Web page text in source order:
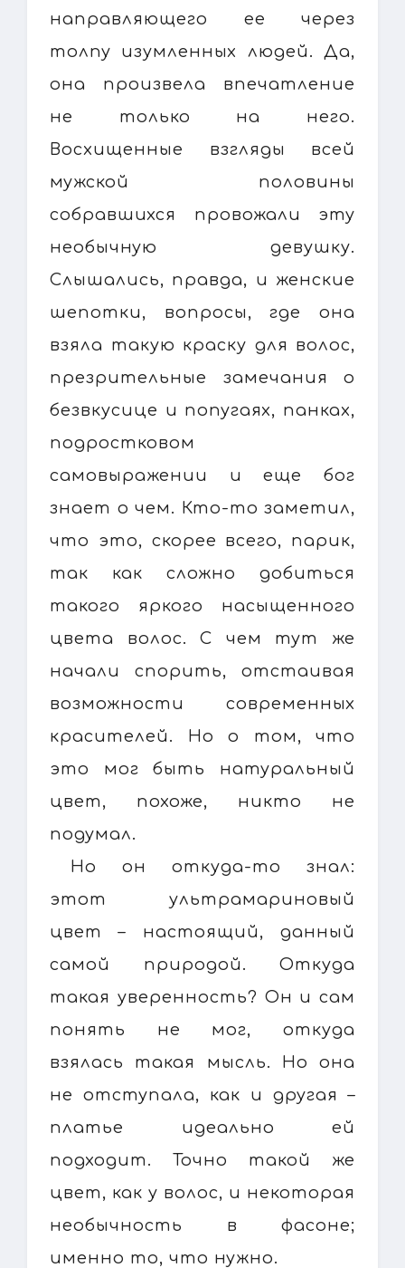
направляющего ее через
толпу изумленных людей. Да,
она произвела впечатление
не только на него.
Восхищенные взгляды всей
мужской половины
собравшихся провожали эту
необычную девушку.
Слышались, правда, и женские
шепотки, вопросы, где она
взяла такую краску для волос,
презрительные замечания о
безвкусице и попугаях, панках,
подростковом
самовыражении и еще бог
знает о чем. Кто-то заметил,
что это, скорее всего, парик,
так как сложно добиться
такого яркого насыщенного
цвета волос. С чем тут же
начали спорить, отстаивая
возможности современных
красителей. Но о том, что
это мог быть натуральный
цвет, похоже, никто не
подумал.
Но он откуда-то знал:
этот ультрамариновый
цвет – настоящий, данный
самой природой. Откуда
такая уверенность? Он и сам
понять не мог, откуда
взялась такая мысль. Но она
не отступала, как и другая –
платье идеально ей
подходит. Точно такой же
цвет, как у волос, и некоторая
необычность в фасоне;
именно то, что нужно.